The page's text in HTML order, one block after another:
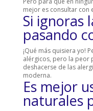
mejor es consultar con
Si ignoras
pasando
¡Qué más quisiera yo!
alérgicos, pero la peor
deshacerse de las
moderna.
Es mejor
naturales